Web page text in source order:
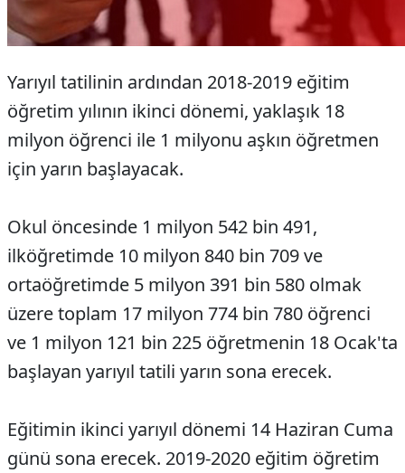
Yarıyıl tatilinin ardından 2018-2019 eğitim
öğretim yılının ikinci dönemi, yaklaşık 18
milyon öğrenci ile 1 milyonu aşkın öğretmen
için yarın başlayacak.
Okul öncesinde 1 milyon 542 bin 491,
ilköğretimde 10 milyon 840 bin 709 ve
ortaöğretimde 5 milyon 391 bin 580 olmak
üzere toplam 17 milyon 774 bin 780 öğrenci
ve 1 milyon 121 bin 225 öğretmenin 18 Ocak'ta
başlayan yarıyıl tatili yarın sona erecek.
Eğitimin ikinci yarıyıl dönemi 14 Haziran Cuma
günü sona erecek. 2019-2020 eğitim öğretim